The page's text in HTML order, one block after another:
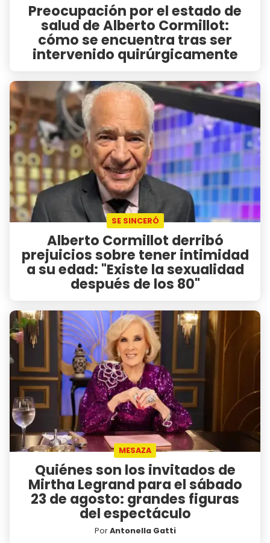
Preocupación por el estado de
salud de Alberto Cormillot:
cómo se encuentra tras ser
intervenido quirúrgicamente
SE SINCERÓ
Alberto Cormillot derribó
prejuicios sobre tener intimidad
a su edad: "Existe la sexualidad
después de los 80"
MESAZA
Quiénes son los invitados de
Mirtha Legrand para el sábado
23 de agosto: grandes figuras
del espectáculo
PorAntonella Gatti